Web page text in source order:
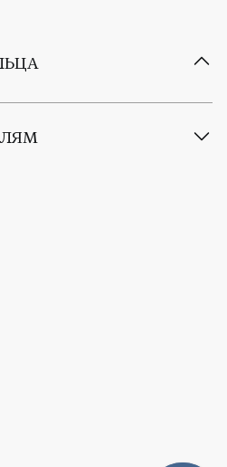
Whatsapp
в Telegram